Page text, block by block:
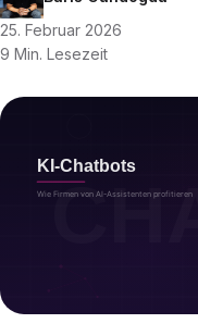
25. Februar 2026
9 Min. Lesezeit